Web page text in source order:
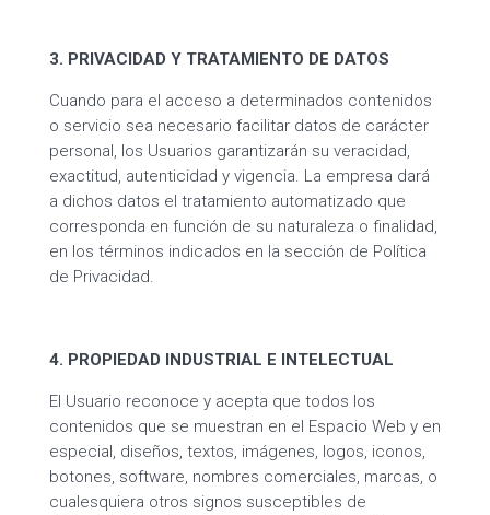
3. PRIVACIDAD Y TRATAMIENTO DE DATOS
Cuando para el acceso a determinados contenidos
o servicio sea necesario facilitar datos de carácter
personal, los Usuarios garantizarán su veracidad,
exactitud, autenticidad y vigencia. La empresa dará
a dichos datos el tratamiento automatizado que
corresponda en función de su naturaleza o finalidad,
en los términos indicados en la sección de Política
de Privacidad.
4. PROPIEDAD INDUSTRIAL E INTELECTUAL
El Usuario reconoce y acepta que todos los
contenidos que se muestran en el Espacio Web y en
especial, diseños, textos, imágenes, logos, iconos,
botones, software, nombres comerciales, marcas, o
cualesquiera otros signos susceptibles de